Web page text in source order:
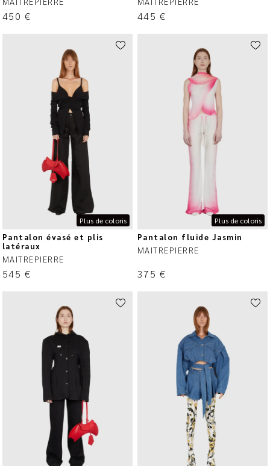
450 € 445 €
Plus de coloris
Pantalon évasé et plis
latéraux
MAITREPIERRE
545 €
Plus de coloris
Pantalon fluide Jasmin
MAITREPIERRE
375 €